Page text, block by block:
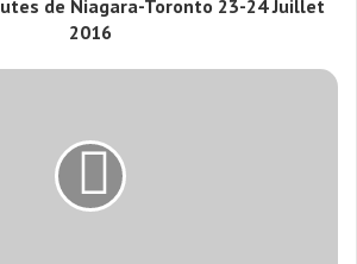
de Niagara-Toronto 23-24 Juillet
2016